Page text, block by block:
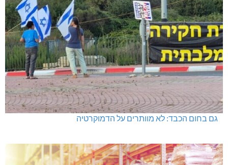
גם בחום הכבד: לא מוותרים על הדמוקרטיה